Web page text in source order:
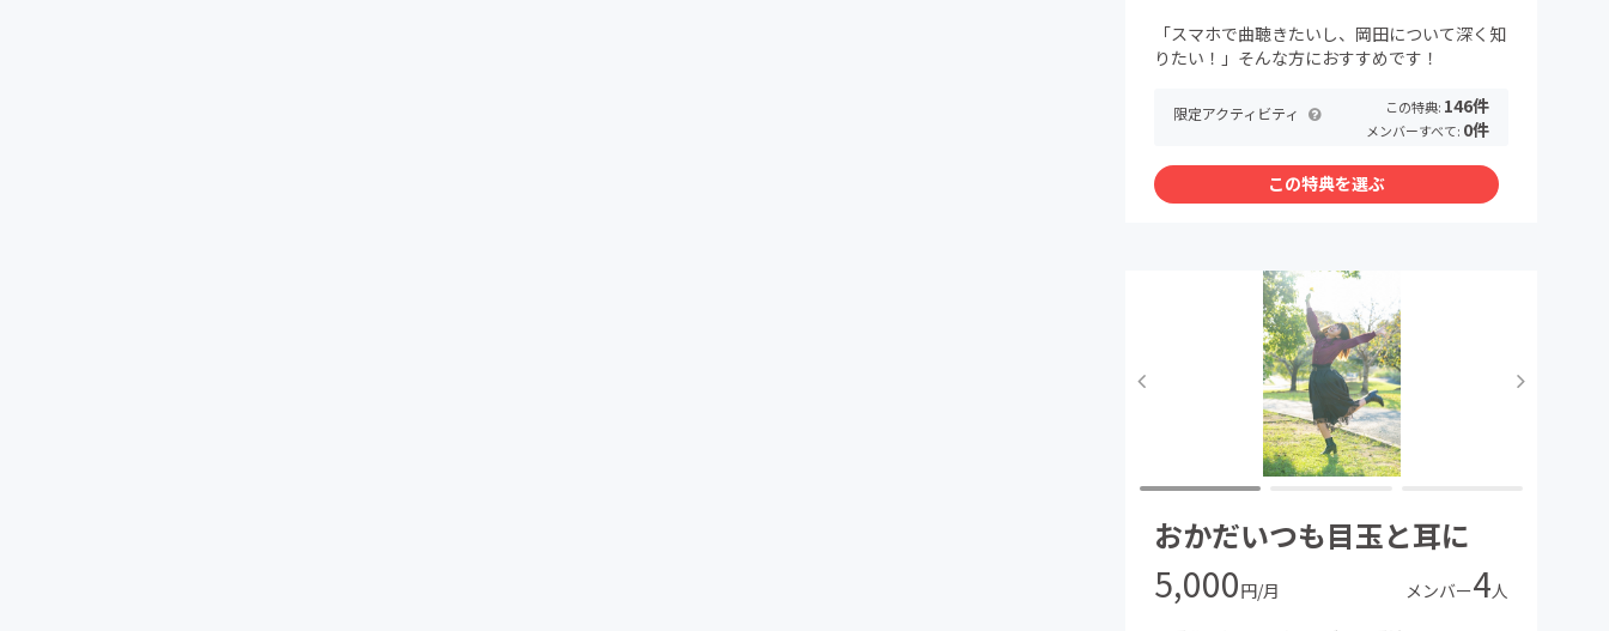
「スマホで曲聴きたいし、岡田について深く知
りたい！」そんな方におすすめです！
限定アクティビティ この特典: 146件
メンバーすべて: 0件
この特典を選ぶ
おかだいつも目玉と耳に
5,000円/月 メンバー4人